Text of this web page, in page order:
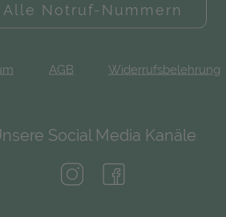
Alle Notruf-Nummern
AGB Widerrufsbelehrung
Social Media Kanäle
(öffnet in neuem Tab)